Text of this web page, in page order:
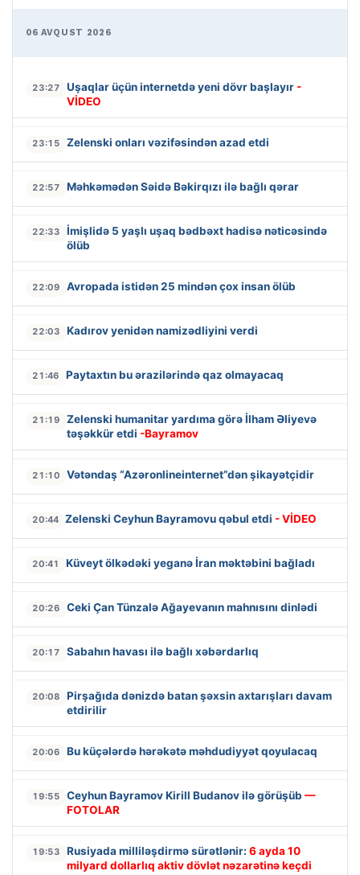
06 AVQUST 2026
23:27 Uşaqlar üçün internetdə yeni dövr başlayır -
VİDEO
23:15 Zelenski onları vəzifəsindən azad etdi
22:57 Məhkəmədən Səidə Bəkirqızı ilə bağlı qərar
22:33
İmişlidə 5 yaşlı uşaq bədbəxt hadisə nəticəsində
ölüb
22:09 Avropada istidən 25 mindən çox insan ölüb
22:03 Kadırov yenidən namizədliyini verdi
21:46 Paytaxtın bu ərazilərində qaz olmayacaq
21:19
Zelenski humanitar yardıma görə İlham Əliyevə
təşəkkür etdi -Bayramov
21:10 Vətəndaş “Azəronlineinternet”dən şikayətçidir
20:44 Zelenski Ceyhun Bayramovu qəbul etdi - VİDEO
20:41 Küveyt ölkədəki yeganə İran məktəbini bağladı
20:26 Ceki Çan Tünzalə Ağayevanın mahnısını dinlədi
20:17 Sabahın havası ilə bağlı xəbərdarlıq
20:08
Pirşağıda dənizdə batan şəxsin axtarışları davam
etdirilir
20:06 Bu küçələrdə hərəkətə məhdudiyyət qoyulacaq
19:55 Ceyhun Bayramov Kirill Budanov ilə görüşüb —
FOTOLAR
19:53 Rusiyada milliləşdirmə sürətlənir: 6 ayda 10
milyard dollarlıq aktiv dövlət nəzarətinə keçdi